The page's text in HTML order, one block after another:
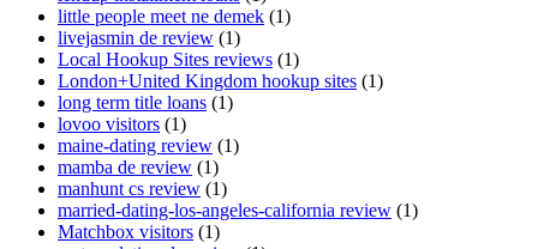
little people meet ne demek (1)
livejasmin de review (1)
Local Hookup Sites reviews (1)
London+United Kingdom hookup sites (1)
long term title loans (1)
lovoo visitors (1)
maine-dating review (1)
mamba de review (1)
manhunt cs review (1)
married-dating-los-angeles-california review (1)
Matchbox visitors (1)